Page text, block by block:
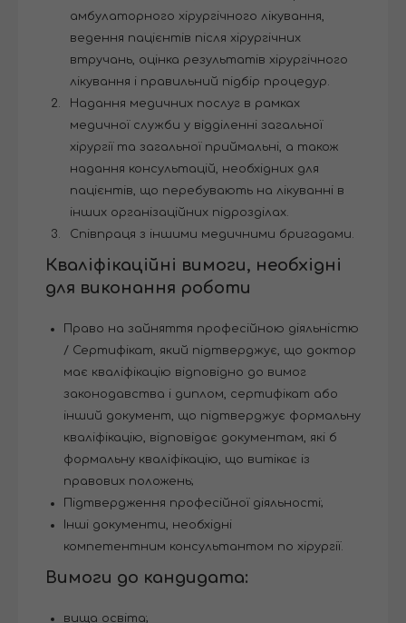
амбулаторного хірургічного лікування,
ведення пацієнтів після хірургічних
втручань, оцінка результатів хірургічного
лікування і правильний підбір процедур.
Надання медичних послуг в рамках
медичної служби у відділенні загальної
хірургії та загальної приймальні, а також
надання консультацій, необхідних для
пацієнтів, що перебувають на лікуванні в
інших організаційних підрозділах.
Співпраця з іншими медичними бригадами.
Кваліфікаційні вимоги, необхідні
для виконання роботи
Право на зайняття професійною діяльністю
/ Сертифікат, який підтверджує, що доктор
має кваліфікацію відповідно до вимог
законодавства і диплом, сертифікат або
інший документ, що підтверджує формальну
кваліфікацію, відповідає документам, які б
формальну кваліфікацію, що витікає із
правових положень;
Підтвердження професійної діяльності;
Інші документи, необхідні
компетентним консультантом по хірургії.
Вимоги до кандидата:
вища освіта;